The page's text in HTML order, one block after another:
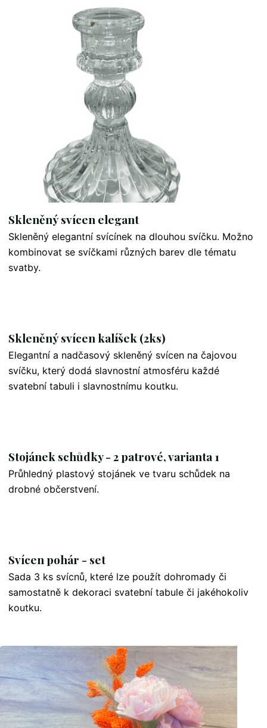
Skleněný svícen elegant
Skleněný elegantní svícínek na dlouhou svíčku. Možno
kombinovat se svíčkami různých barev dle tématu
svatby.
Skleněný svícen kalíšek (2ks)
Elegantní a nadčasový skleněný svícen na čajovou
svíčku, který dodá slavnostní atmosféru každé
svatební tabuli i slavnostnímu koutku.
Stojánek schůdky - 2 patrové, varianta 1
Průhledný plastový stojánek ve tvaru schůdek na
drobné občerstvení.
Svícen pohár - set
Sada 3 ks svícnů, které lze použít dohromady či
samostatně k dekoraci svatební tabule či jakéhokoliv
koutku.